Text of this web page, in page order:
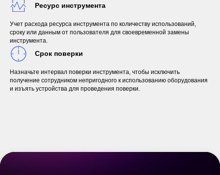
Ресурс инструмента
Учет расхода ресурса инструмента по количеству использований,
сроку или данным от пользователя для своевременной замены
инструмента.
Срок поверки
Назначьте интервал поверки инструмента, чтобы исключить
получение сотрудником непригодного к использованию оборудования
и изъять устройства для проведения поверки.